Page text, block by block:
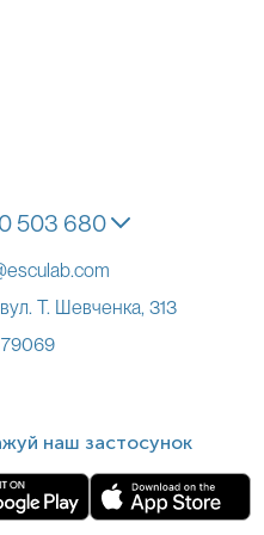
503 680
Т. Шевченка, 313
79069
наш застосунок